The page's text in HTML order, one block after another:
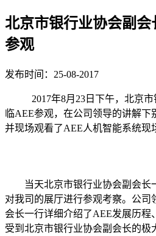
北京市银行业协会副
参观
发布时间：25-08-2017
2017年8月 23 日 下午，北京
临AEE参观，在公司领导的讲解下
并现场观看了AEE人机智能系统现
当天北京市银行业协会副会长
对我司的展厅进行参观考察。 公司
会长一行详细介绍了AEE发展历程
受到 北京市银行业协会副会长的极